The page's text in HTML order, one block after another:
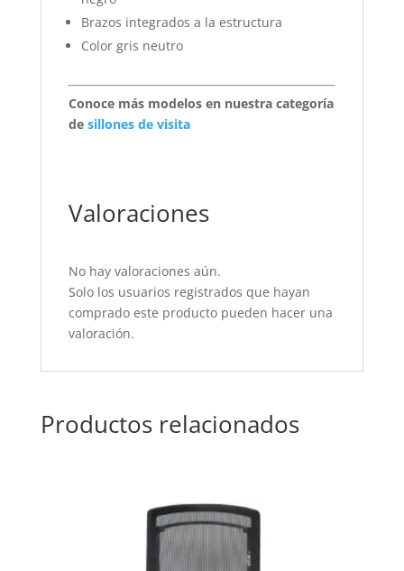
Brazos integrados a la estructura
Color gris neutro
Conoce más modelos en nuestra categoría
de sillones de visita
Valoraciones
No hay valoraciones aún.
Solo los usuarios registrados que hayan
comprado este producto pueden hacer una
valoración.
Productos relacionados